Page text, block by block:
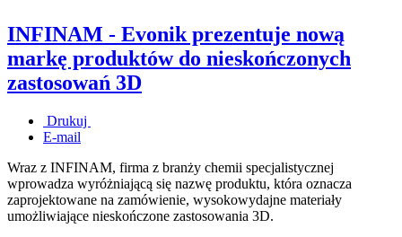
INFINAM - Evonik prezentuje nową
markę produktów do nieskończonych
zastosowań 3D
Drukuj
E-mail
Wraz z INFINAM, firma z branży chemii specjalistycznej
wprowadza wyróżniającą się nazwę produktu, która oznacza
zaprojektowane na zamówienie, wysokowydajne materiały
umożliwiające nieskończone zastosowania 3D.